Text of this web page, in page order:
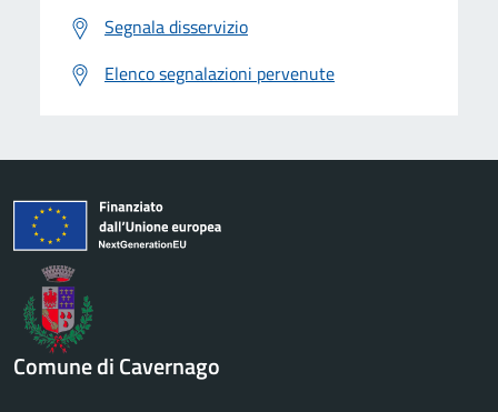
Segnala disservizio
Elenco segnalazioni pervenute
Comune di Cavernago